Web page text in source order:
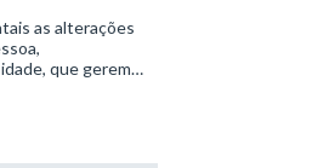
as alterações
que gerem
psiquiátricos rep